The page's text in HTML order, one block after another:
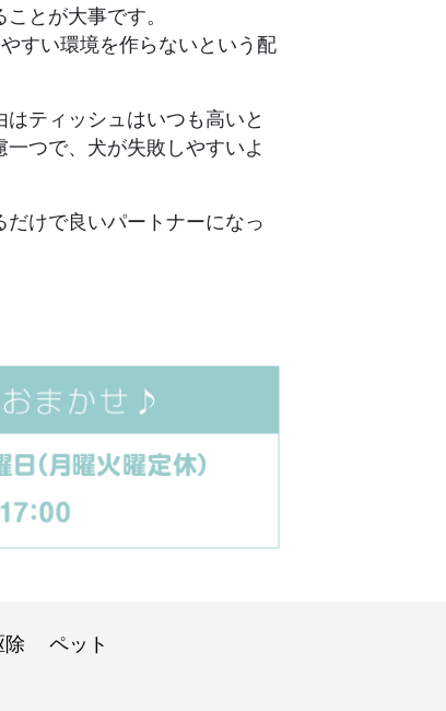
とが大事です。
すい環境を作らないという配
ティッシュはいつも高いと
つで、犬が失敗しやすいよ
けで良いパートナーになっ
除
ペット